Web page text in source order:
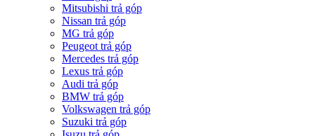
Mitsubishi trả góp
Nissan trả góp
MG trả góp
Peugeot trả góp
Mercedes trả góp
Lexus trả góp
Audi trả góp
BMW trả góp
Volkswagen trả góp
Suzuki trả góp